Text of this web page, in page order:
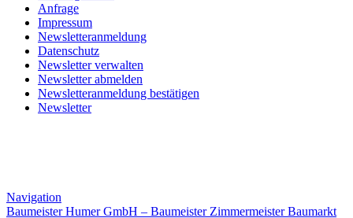
Anfrage
Impressum
Newsletteranmeldung
Datenschutz
Newsletter verwalten
Newsletter abmelden
Newsletteranmeldung bestätigen
Newsletter
Navigation
Baumeister Humer GmbH – Baumeister Zimmermeister Baumarkt